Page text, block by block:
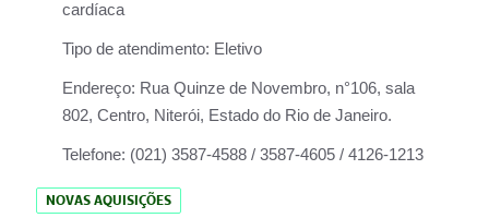
cardíaca
Tipo de atendimento: Eletivo
Endereço: Rua Quinze de Novembro, n°106, sala
802, Centro, Niterói, Estado do Rio de Janeiro.
Telefone: (021) 3587-4588 / 3587-4605 / 4126-1213
NOVAS AQUISIÇÕES